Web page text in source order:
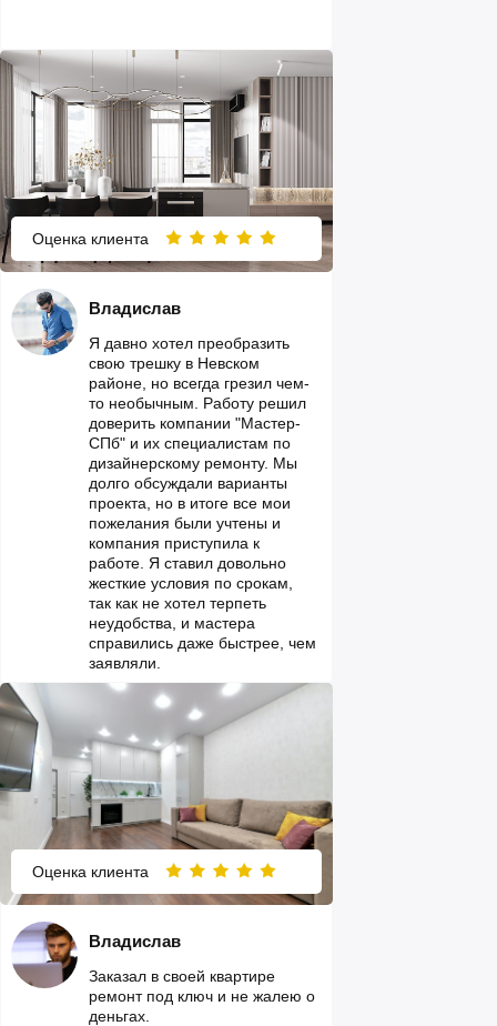
Оценка клиента
Я давно хотел преобразить
свою трешку в Невском
районе, но всегда грезил чем-
то необычным. Работу решил
доверить компании "Мастер-
СПб" и их специалистам по
дизайнерскому ремонту. Мы
долго обсуждали варианты
проекта, но в итоге все мои
пожелания были учтены и
компания приступила к
работе. Я ставил довольно
жесткие условия по срокам,
так как не хотел терпеть
неудобства, и мастера
справились даже быстрее, чем
заявляли.
Владислав
Оценка клиента
Заказал в своей квартире
ремонт под ключ и не жалею о
деньгах.
Владислав